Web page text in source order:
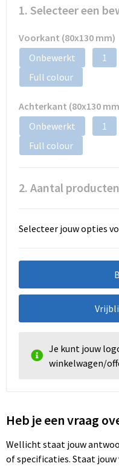
1. Selecteer een
Voorkant (80x130 mm)
Onbewerkt
1
Full colour
Achterkant (80x130
Onbewerkt
1
Full colour
2. Aantal producten
Selecteer jouw opties
Je kunt jouw
winkelwagen/
Heb je een vraag
Wellicht staat jouw
of specificaties. Staat jouw